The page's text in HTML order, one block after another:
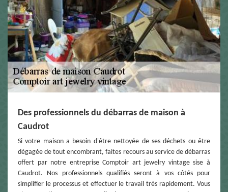
Des professionnels du débarras de maison à
Caudrot
Si votre maison a besoin d'être nettoyée de ses déchets ou être
dégagée de tout encombrant, faites recours au service de débarras
offert par notre entreprise Comptoir art jewelry vintage sise à
Caudrot. Nos professionnels qualifiés seront à vos côtés pour
simplifier le processus et effectuer le travail très rapidement. Vous